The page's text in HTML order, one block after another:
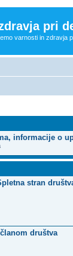
pri
varnosti in zdravja
informacije o
stran
društva